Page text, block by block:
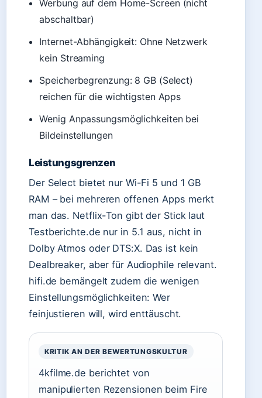
Werbung auf dem Home-Screen (nicht
abschaltbar)
Internet-Abhängigkeit: Ohne Netzwerk
kein Streaming
Speicherbegrenzung: 8 GB (Select)
reichen für die wichtigsten Apps
Wenig Anpassungsmöglichkeiten bei
Bildeinstellungen
Leistungsgrenzen
Der Select bietet nur Wi-Fi 5 und 1 GB
RAM – bei mehreren offenen Apps merkt
man das. Netflix-Ton gibt der Stick laut
Testberichte.de nur in 5.1 aus, nicht in
Dolby Atmos oder DTS:X. Das ist kein
Dealbreaker, aber für Audiophile relevant.
hifi.de bemängelt zudem die wenigen
Einstellungsmöglichkeiten: Wer
feinjustieren will, wird enttäuscht.
KRITIK AN DER BEWERTUNGSKULTUR
4kfilme.de berichtet von
manipulierten Rezensionen beim Fire